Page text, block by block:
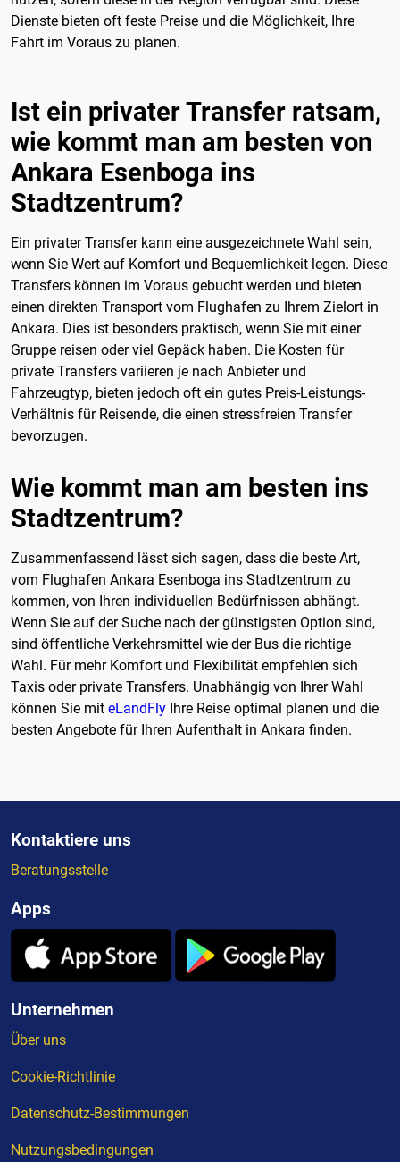
Dienste bieten oft feste Preise und die Möglichkeit, Ihre
Fahrt im Voraus zu planen.
Ist ein privater Transfer ratsam,
wie kommt man am besten von
Ankara Esenboga ins
Stadtzentrum?
Ein privater Transfer kann eine ausgezeichnete Wahl sein,
wenn Sie Wert auf Komfort und Bequemlichkeit legen. Diese
Transfers können im Voraus gebucht werden und bieten
einen direkten Transport vom Flughafen zu Ihrem Zielort in
Ankara. Dies ist besonders praktisch, wenn Sie mit einer
Gruppe reisen oder viel Gepäck haben. Die Kosten für
private Transfers variieren je nach Anbieter und
Fahrzeugtyp, bieten jedoch oft ein gutes Preis-Leistungs-
Verhältnis für Reisende, die einen stressfreien Transfer
bevorzugen.
Wie kommt man am besten ins
Stadtzentrum?
Zusammenfassend lässt sich sagen, dass die beste Art,
vom Flughafen Ankara Esenboga ins Stadtzentrum zu
kommen, von Ihren individuellen Bedürfnissen abhängt.
Wenn Sie auf der Suche nach der günstigsten Option sind,
sind öffentliche Verkehrsmittel wie der Bus die richtige
Wahl. Für mehr Komfort und Flexibilität empfehlen sich
Taxis oder private Transfers. Unabhängig von Ihrer Wahl
können Sie mit eLandFly Ihre Reise optimal planen und die
besten Angebote für Ihren Aufenthalt in Ankara finden.
Kontaktiere uns
Beratungsstelle
Apps
Unternehmen
Über uns
Cookie-Richtlinie
Datenschutz-Bestimmungen
Nutzungsbedingungen